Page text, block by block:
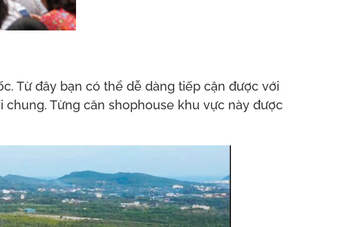
Từ đây bạn có thể dễ dàng tiếp cận được với
Từng căn shophouse khu vực này được